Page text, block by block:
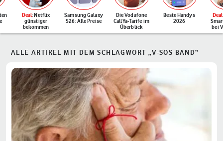
Deal: Netflix
günstiger
bekommen
Samsung Galaxy
S26: Alle Preise
Die Vodafone
CallYa-Tarife im
Überblick
Beste Handys
2026
Deal
bei
ALLE ARTIKEL MIT DEM SCHLAGWORT „V-SOS BAND“